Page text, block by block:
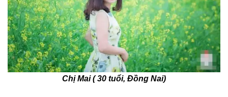
Chị Mai ( 30 tuổi, Đồng Nai)